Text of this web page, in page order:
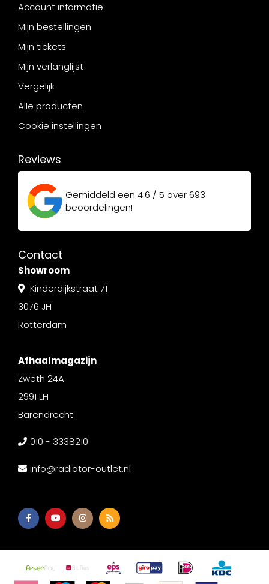
Account informatie
Mijn bestellingen
Mijn tickets
Mijn verlanglijst
Vergelijk
Alle producten
Cookie instellingen
Reviews
Gemiddeld een 4.6 / 5 over693
beoordelingen!
Contact
Showroom
Kinderdijkstraat 71
3076 JH
Rotterdam
Afhaalmagazijn
Zweth 24A
2991 LH
Barendrecht
010 - 3338210
info@radiator-outlet.nl